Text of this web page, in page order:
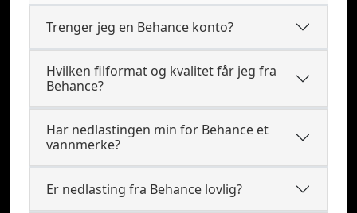
Trenger jeg en Behance konto?
Hvilken filformat og kvalitet får jeg fra
Behance?
Har nedlastingen min for Behance et
vannmerke?
Er nedlasting fra Behance lovlig?